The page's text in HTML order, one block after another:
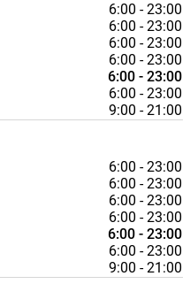
6:00 - 23:00
6:00 - 23:00
6:00 - 23:00
6:00 - 23:00
6:00 - 23:00
6:00 - 23:00
9:00 - 21:00
6:00 - 23:00
6:00 - 23:00
6:00 - 23:00
6:00 - 23:00
6:00 - 23:00
6:00 - 23:00
9:00 - 21:00